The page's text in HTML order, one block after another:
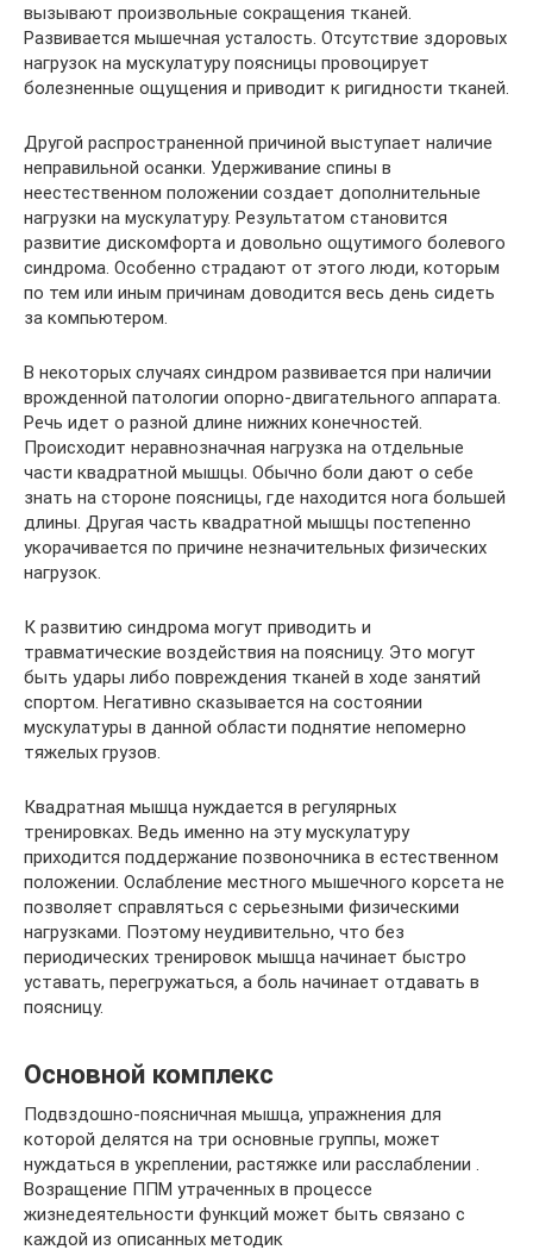
вызывают произвольные сокращения тканей.
Развивается мышечная усталость. Отсутствие здоровых
нагрузок на мускулатуру поясницы провоцирует
болезненные ощущения и приводит к ригидности тканей.
Другой распространенной причиной выступает наличие
неправильной осанки. Удерживание спины в
неестественном положении создает дополнительные
нагрузки на мускулатуру. Результатом становится
развитие дискомфорта и довольно ощутимого болевого
синдрома. Особенно страдают от этого люди, которым
по тем или иным причинам доводится весь день сидеть
за компьютером.
В некоторых случаях синдром развивается при наличии
врожденной патологии опорно-двигательного аппарата.
Речь идет о разной длине нижних конечностей.
Происходит неравнозначная нагрузка на отдельные
части квадратной мышцы. Обычно боли дают о себе
знать на стороне поясницы, где находится нога большей
длины. Другая часть квадратной мышцы постепенно
укорачивается по причине незначительных физических
нагрузок.
К развитию синдрома могут приводить и
травматические воздействия на поясницу. Это могут
быть удары либо повреждения тканей в ходе занятий
спортом. Негативно сказывается на состоянии
мускулатуры в данной области поднятие непомерно
тяжелых грузов.
Квадратная мышца нуждается в регулярных
тренировках. Ведь именно на эту мускулатуру
приходится поддержание позвоночника в естественном
положении. Ослабление местного мышечного корсета не
позволяет справляться с серьезными физическими
нагрузками. Поэтому неудивительно, что без
периодических тренировок мышца начинает быстро
уставать, перегружаться, а боль начинает отдавать в
поясницу.
Основной комплекс
Подвздошно-поясничная мышца, упражнения для
которой делятся на три основные группы, может
нуждаться в укреплении, растяжке или расслаблении .
Возращение ППМ утраченных в процессе
жизнедеятельности функций может быть связано с
каждой из описанных методик